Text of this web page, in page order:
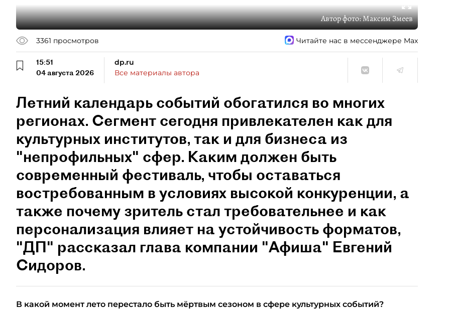
Автор фото:Максим Змеев
3361 просмотров Читайте нас в мессенджере Max
15:51
04 августа 2026
dp.ru
Все материалы автора
Летний календарь событий обогатился во многих
регионах. Сегмент сегодня привлекателен как для
культурных институтов, так и для бизнеса из
"непрофильных" сфер. Каким должен быть
современный фестиваль, чтобы оставаться
востребованным в условиях высокой конкуренции, а
также почему зритель стал требовательнее и как
персонализация влияет на устойчивость форматов,
"ДП" рассказал глава компании "Афиша" Евгений
Сидоров.
В какой момент лето перестало быть мёртвым сезоном в сфере культурных событий?